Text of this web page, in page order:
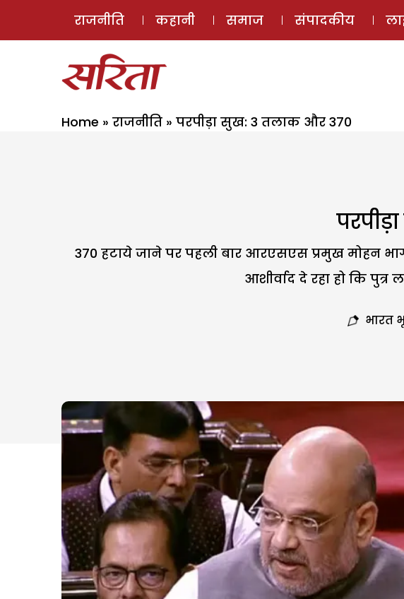
राजनीति कहानी समाज संपादकीय
Home » राजनीति » परपीड़ा सुख: 3 तलाक और 370
370 हटाये जाने पर पहली बार आरएसएस प्रमुख मोहन
आशीर्वाद दे रहा हो कि
भारत